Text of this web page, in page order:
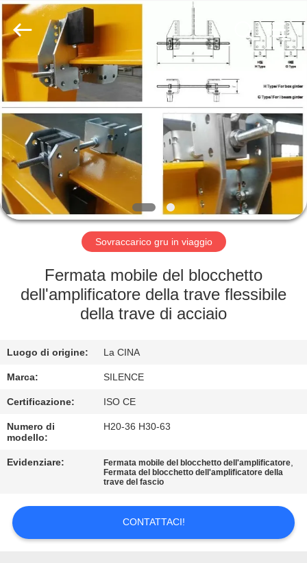
CASA
PRODOTTI
CIRCA
NOI
GIRO
FABBRICA
CONTROLLO
QUALITÀ
CONTATTICI
RICHIEDA
UNA
CITAZIONE
MAPPA
Henan
Silence
Industry
Co.,
Ltd..
All
Rights
Reserved.
Sovraccarico gru in viaggio
Fermata mobile del blocchetto
dell'amplificatore della trave flessibile
della trave di acciaio
Luogo di origine: La CINA
Marca: SILENCE
Certificazione: ISO CE
Numero di
modello:
H20-36 H30-63
Evidenziare: Fermata mobile del blocchetto dell'amplificatore,
Fermata del blocchetto dell'amplificatore della
trave del fascio
CONTATTACI!